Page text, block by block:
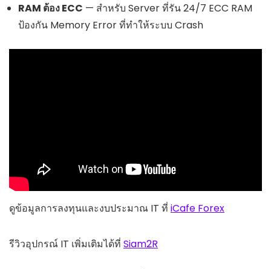
RAM ต้อง ECC — สำหรับ Server ที่รัน 24/7 ECC RAM
ป้องกัน Memory Error ที่ทำให้ระบบ Crash
ดูข้อมูลการลงทุนและงบประมาณ IT ที่ iCafe Forex
รีวิวอุปกรณ์ IT เพิ่มเติมได้ที่ Siam2R